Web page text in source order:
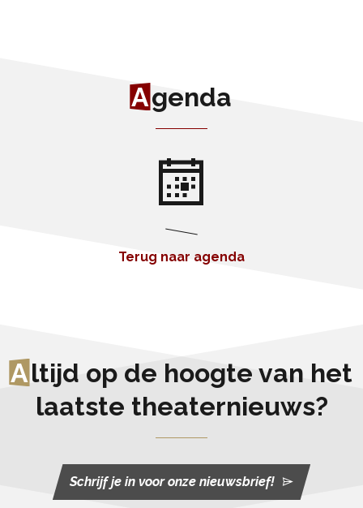
Agenda
Terug naar agenda
Altijd op de hoogte van het
laatste theaternieuws?
Schrijf je in voor onze nieuwsbrief!